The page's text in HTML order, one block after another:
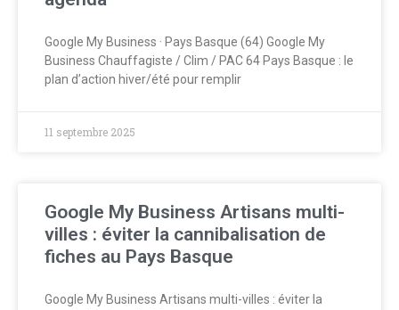
Google My Business · Pays Basque (64) Google My
Business Chauffagiste / Clim / PAC 64 Pays Basque : le
plan d’action hiver/été pour remplir
11 septembre 2025
Google My Business Artisans multi-
villes : éviter la cannibalisation de
fiches au Pays Basque
Google My Business Artisans multi-villes : éviter la